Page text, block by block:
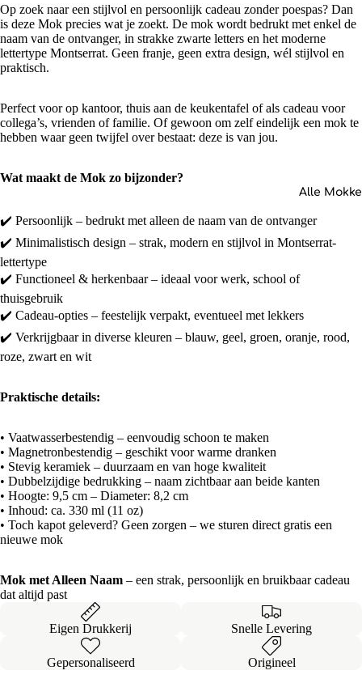
Alle
Op zoek naar een stijlvol en persoonlijk cadeau zonder poespas? Dan
is deze Mok precies wat je zoekt. De mok wordt bedrukt met enkel de
naam van de ontvanger, in strakke zwarte letters en het moderne
lettertype Montserrat. Geen franje, geen extra design, wél stijlvol en
praktisch.
Perfect voor op kantoor, thuis aan de keukentafel of als cadeau voor
collega’s, vrienden of familie. Of gewoon om zelf eindelijk een mok te
hebben waar geen twijfel over bestaat: deze is van jou.
Wat maakt de Mok zo bijzonder?
✔️ Persoonlijk – bedrukt met alleen de naam van de ontvanger
✔️ Minimalistisch design – strak, modern en stijlvol in Montserrat-
lettertype
✔️ Functioneel & herkenbaar – ideaal voor werk, school of
thuisgebruik
✔️ Cadeau-opties – feestelijk verpakt, eventueel met lekkers
✔️ Verkrijgbaar in diverse kleuren – blauw, geel, groen, oranje, rood,
roze, zwart en wit
Praktische details:
• Vaatwasserbestendig – eenvoudig schoon te maken
• Magnetronbestendig – geschikt voor warme dranken
• Stevig keramiek – duurzaam en van hoge kwaliteit
• Dubbelzijdige bedrukking – naam zichtbaar aan beide kanten
• Hoogte: 9,5 cm – Diameter: 8,2 cm
• Inhoud: ca. 330 ml (11 oz)
• Toch kapot geleverd? Geen zorgen – we sturen direct gratis een
nieuwe mok
Mok met Alleen Naam – een strak, persoonlijk en bruikbaar cadeau
dat altijd past
Eigen Drukkerij Snelle Levering
Gepersonaliseerd Origineel